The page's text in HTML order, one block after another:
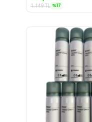
1.149TL %17